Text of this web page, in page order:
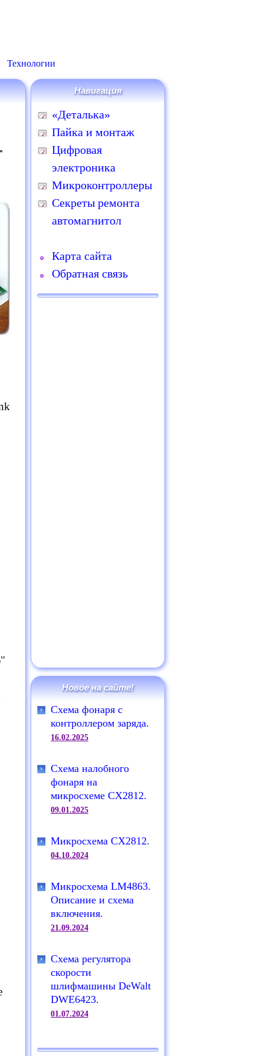
Технологии
Навигация
«Деталька»
Пайка и монтаж
Цифровая
электроника
Микроконтроллеры
Секреты ремонта
автомагнитол
Карта сайта
Обратная связь
Новое на сайте!
Схема фонаря с
контроллером заряда.
16.02.2025
Схема налобного
фонаря на
микросхеме CX2812.
09.01.2025
Микросхема CX2812.
04.10.2024
Микросхема LM4863.
Описание и схема
включения.
21.09.2024
Схема регулятора
скорости
шлифмашины DeWalt
DWE6423.
01.07.2024